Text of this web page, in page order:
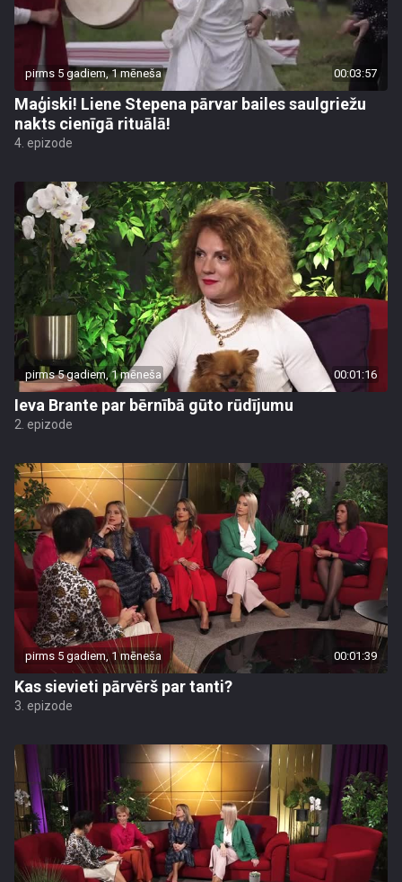
pirms 5 gadiem, 1 mēneša 00:03:57
Maģiski! Liene Stepena pārvar bailes saulgriežu
nakts cienīgā rituālā!
4. epizode
pirms 5 gadiem, 1 mēneša 00:01:16
Ieva Brante par bērnībā gūto rūdījumu
2. epizode
pirms 5 gadiem, 1 mēneša 00:01:39
Kas sievieti pārvērš par tanti?
3. epizode